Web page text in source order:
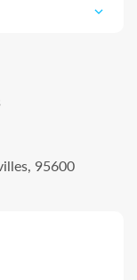
95600